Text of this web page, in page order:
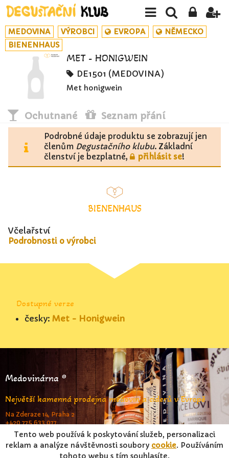
MEDOVINA VÝROBCI EVROPA
NĚMECKO
BIENENHAUS
MET - HONIGWEIN
DE1501 (MEDOVINA)
Met honigwein
Ochutnané Seznam přání
Podrobné údaje produktu se zobrazují jen
členům Degustačního klubu. Základní
členství je bezplatné,
přihlásit se!
BIENENHAUS
Včelařství
Podrobnosti o výrobci
Dostupné verze
česky: Met - Honigwein
Medovinárna ®
Největší kamenná prodejna medovin a ciderů v Evropě
Na Zderaze 14, Praha 2
+420 775 633 077
www.medovinarna.cz
Tento web používá k poskytování služeb, personalizaci
reklam a analýze návštěvnosti soubory cookie. Používáním
tohoto webu s tím souhlasíte.